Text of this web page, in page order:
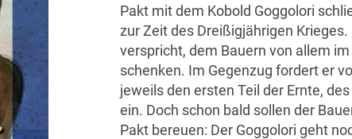
Pakt mit dem Kobold Goggolori
zur Zeit des Dreißigjährigen Krieges.
verspricht, dem Bauern von allem
schenken. Im Gegenzug fordert er
jeweils den ersten Teil der Ernte,
ein. Doch schon bald sollen der
Pakt bereuen: Der Goggolori geht